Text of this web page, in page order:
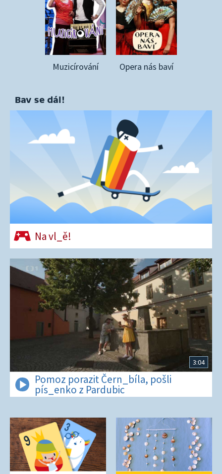
Muzicírování Opera nás baví
Bav se dál!
Na vl_ě!
3:04
Pomoz porazit Čern_bíla, pošli
pís_enko z Pardubic